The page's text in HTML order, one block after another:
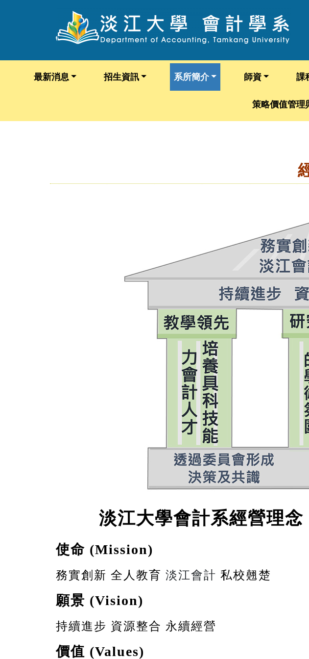
最新消息 招生資訊 系所簡介 師資 課
策略價值管理
淡江大學會計系經營理念
使命 (Mission)
務實創新 全人教育 淡江會計 私校翹楚
願景 (Vision)
持續進步 資源整合 永續經營
價值 (Values)